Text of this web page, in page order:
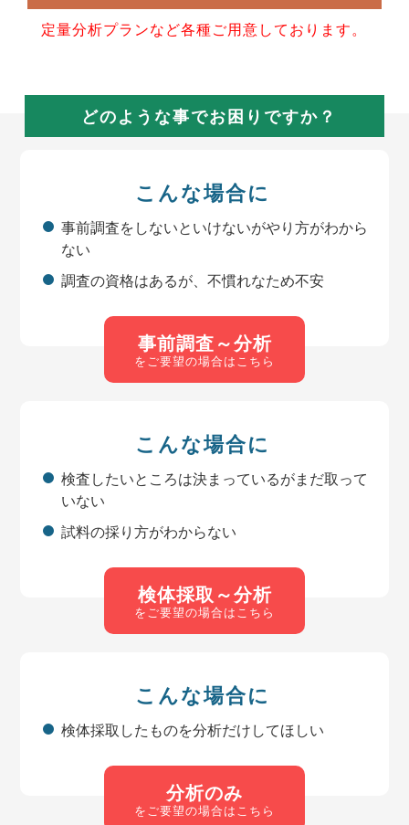
定量分析プランなど各種ご用意しております。
どのような事でお困りですか？
こんな場合に
事前調査をしないといけないがやり方がわから
ない
調査の資格はあるが、不慣れなため不安
事前調査～分析
をご要望の場合はこちら
こんな場合に
検査したいところは決まっているがまだ取って
いない
試料の採り方がわからない
検体採取～分析
をご要望の場合はこちら
こんな場合に
検体採取したものを分析だけしてほしい
分析のみ
をご要望の場合はこちら